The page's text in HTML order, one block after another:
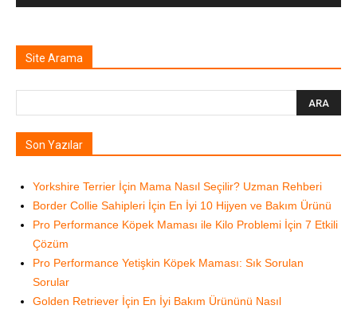
Site Arama
Son Yazılar
Yorkshire Terrier İçin Mama Nasıl Seçilir? Uzman Rehberi
Border Collie Sahipleri İçin En İyi 10 Hijyen ve Bakım Ürünü
Pro Performance Köpek Maması ile Kilo Problemi İçin 7 Etkili
Çözüm
Pro Performance Yetişkin Köpek Maması: Sık Sorulan
Sorular
Golden Retriever İçin En İyi Bakım Ürününü Nasıl